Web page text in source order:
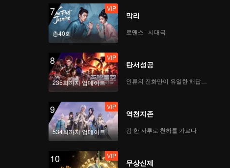
7
총40회
VIP
막리
로맨스 · 시대극
8
235회까지 업데이트
VIP
탄서성공
인류의 진화만이 유일한 해답이다
9
534회까지 업데이트
VIP
역천지존
검 한 자루로 천하를 가르다
10 VIP
무상신제